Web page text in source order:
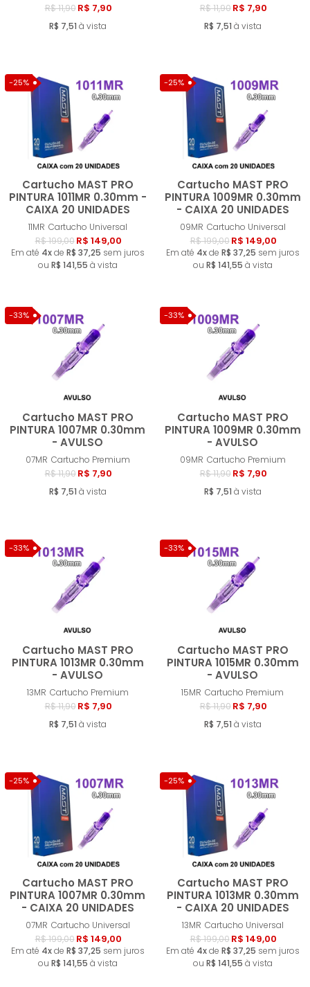
R$ 11,90 R$ 7,90
R$ 7,51 à vista
R$ 11,90 R$ 7,90
R$ 7,51 à vista
-25%
Cartucho MAST PRO
PINTURA 1011MR 0.30mm -
CAIXA 20 UNIDADES
11MR Cartucho Universal
R$ 199,00 R$ 149,00
Em até 4xde R$ 37,25 sem juros
ou R$ 141,55 à vista
Comprar
-25%
Cartucho MAST PRO
PINTURA 1009MR 0.30mm
- CAIXA 20 UNIDADES
09MR Cartucho Universal
R$ 199,00 R$ 149,00
Em até 4xde R$ 37,25 sem juros
ou R$ 141,55 à vista
-33%
Cartucho MAST PRO
PINTURA 1007MR 0.30mm
- AVULSO
07MR Cartucho Premium
R$ 11,90 R$ 7,90
R$ 7,51 à vista
Comprar
-33%
Cartucho MAST PRO
PINTURA 1009MR 0.30mm
- AVULSO
09MR Cartucho Premium
R$ 11,90 R$ 7,90
R$ 7,51 à vista
-33%
Cartucho MAST PRO
PINTURA 1013MR 0.30mm
- AVULSO
13MR Cartucho Premium
R$ 11,90 R$ 7,90
R$ 7,51 à vista
Comprar
-33%
Cartucho MAST PRO
PINTURA 1015MR 0.30mm
- AVULSO
15MR Cartucho Premium
R$ 11,90 R$ 7,90
R$ 7,51 à vista
-25%
Cartucho MAST PRO
PINTURA 1007MR 0.30mm
- CAIXA 20 UNIDADES
07MR Cartucho Universal
R$ 199,00 R$ 149,00
Em até 4xde R$ 37,25 sem juros
ou R$ 141,55 à vista
Comprar
-25%
Cartucho MAST PRO
PINTURA 1013MR 0.30mm
- CAIXA 20 UNIDADES
13MR Cartucho Universal
R$ 199,00 R$ 149,00
Em até 4xde R$ 37,25 sem juros
ou R$ 141,55 à vista